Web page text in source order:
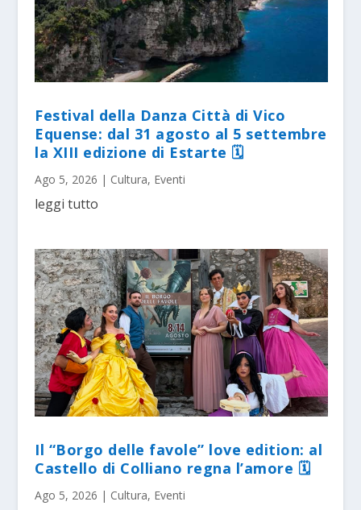
Festival della Danza Città di Vico
Equense: dal 31 agosto al 5 settembre
la XIII edizione di Estarte 🗓
Ago 5, 2026 | Cultura, Eventi
leggi tutto
Il “Borgo delle favole” love edition: al
Castello di Colliano regna l’amore 🗓
Ago 5, 2026 | Cultura, Eventi